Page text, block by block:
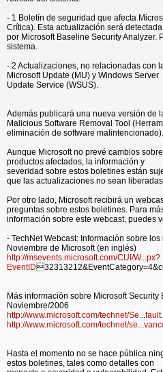
- 1 Boletín de seguridad que afecta
Crítica). Esta actualización será detectada
por Microsoft Baseline Security Analyzer.
sistema.
- 2 Actualizaciones, no relacionadas con
Microsoft Update (MU) y Windows Server
Update Service (WSUS).
Además publicará una nueva versión de
Malicious Software Removal Tool
eliminación de software malintencionado).
Aunque Microsoft no prevé cambios
productos afectados, la información y
severidad sobre estos boletines están
que las actualizaciones no sean
Por otro lado, Microsoft recibirá un
preguntas sobre estos boletines. Para
información sobre este webcast, puedes
- TechNet Webcast: Información sobre
Noviembre de Microsoft (en inglés)
http://msevents.microsoft.com/CUI/W...px?
EventID
Más información sobre Microsoft
Noviembre/2006
http://www.microsoft.com/technet/
http://www.microsoft.com/technet/
Hasta el momento no se hace pública
estos boletines, tales como detalles con